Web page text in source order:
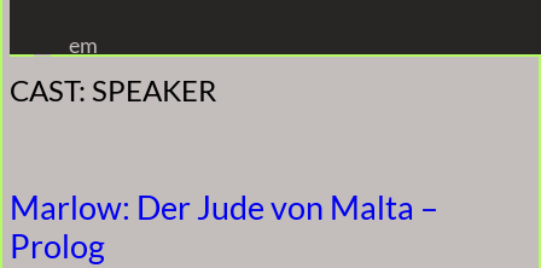
Inhalt
springen
em
CAST: SPEAKER
Marlow: Der Jude von Malta –
Prolog